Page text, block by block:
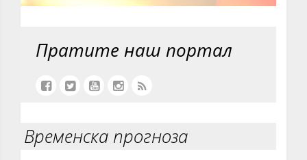
Пратите наш портал
Временска прогноза